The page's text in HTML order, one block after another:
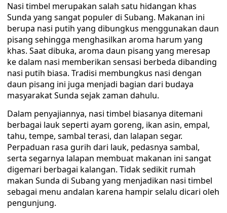
Nasi timbel merupakan salah satu hidangan khas
Sunda yang sangat populer di Subang. Makanan ini
berupa nasi putih yang dibungkus menggunakan daun
pisang sehingga menghasilkan aroma harum yang
khas. Saat dibuka, aroma daun pisang yang meresap
ke dalam nasi memberikan sensasi berbeda dibanding
nasi putih biasa. Tradisi membungkus nasi dengan
daun pisang ini juga menjadi bagian dari budaya
masyarakat Sunda sejak zaman dahulu.
Dalam penyajiannya, nasi timbel biasanya ditemani
berbagai lauk seperti ayam goreng, ikan asin, empal,
tahu, tempe, sambal terasi, dan lalapan segar.
Perpaduan rasa gurih dari lauk, pedasnya sambal,
serta segarnya lalapan membuat makanan ini sangat
digemari berbagai kalangan. Tidak sedikit rumah
makan Sunda di Subang yang menjadikan nasi timbel
sebagai menu andalan karena hampir selalu dicari oleh
pengunjung.